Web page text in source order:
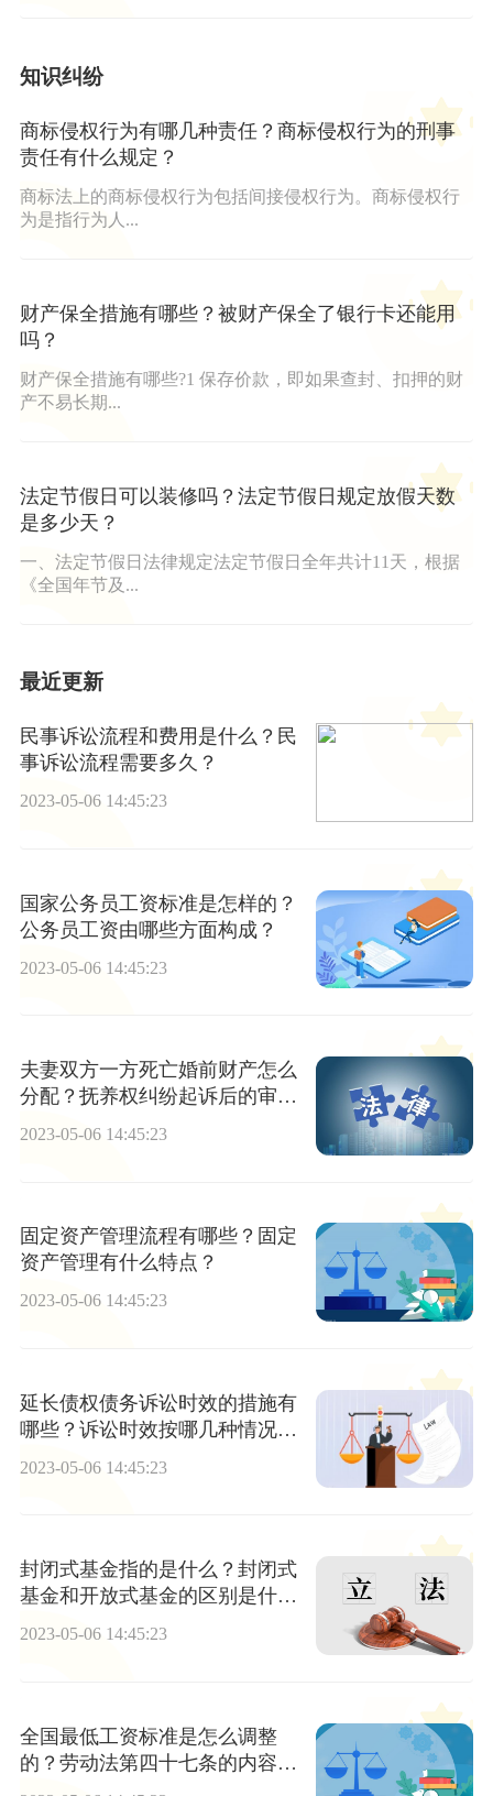
知识纠纷
商标侵权行为有哪几种责任？商标侵权行为的刑事
责任有什么规定？
商标法上的商标侵权行为包括间接侵权行为。商标侵权行
为是指行为人...
财产保全措施有哪些？被财产保全了银行卡还能用
吗？
财产保全措施有哪些?1 保存价款，即如果查封、扣押的财
产不易长期...
法定节假日可以装修吗？法定节假日规定放假天数
是多少天？
一、法定节假日法律规定法定节假日全年共计11天，根据
《全国年节及...
最近更新
民事诉讼流程和费用是什么？民
事诉讼流程需要多久？
2023-05-06 14:45:23
国家公务员工资标准是怎样的？
公务员工资由哪些方面构成？
2023-05-06 14:45:23
夫妻双方一方死亡婚前财产怎么
分配？抚养权纠纷起诉后的审理
时间是多久？
2023-05-06 14:45:23
固定资产管理流程有哪些？固定
资产管理有什么特点？
2023-05-06 14:45:23
延长债权债务诉讼时效的措施有
哪些？诉讼时效按哪几种情况分
2023-05-06 14:45:23
封闭式基金指的是什么？封闭式
基金和开放式基金的区别是什
么？
2023-05-06 14:45:23
全国最低工资标准是怎么调整
的？劳动法第四十七条的内容是